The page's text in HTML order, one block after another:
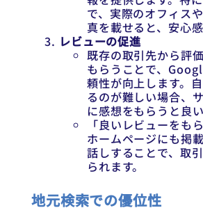
で、実際のオフィス
真を載せると、安心感
レビューの促進
既存の取引先から評
もらうことで、
頼性が向上します。
るのが難しい場合、
に感想をもらうと良い
「良いレビューをも
ホームページにも掲
話しすることで、取
られます。
地元検索での優位性